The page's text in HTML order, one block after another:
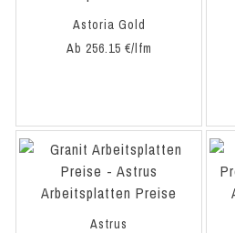
Astoria Gold
Ab 256.15 €/lfm
Astrus